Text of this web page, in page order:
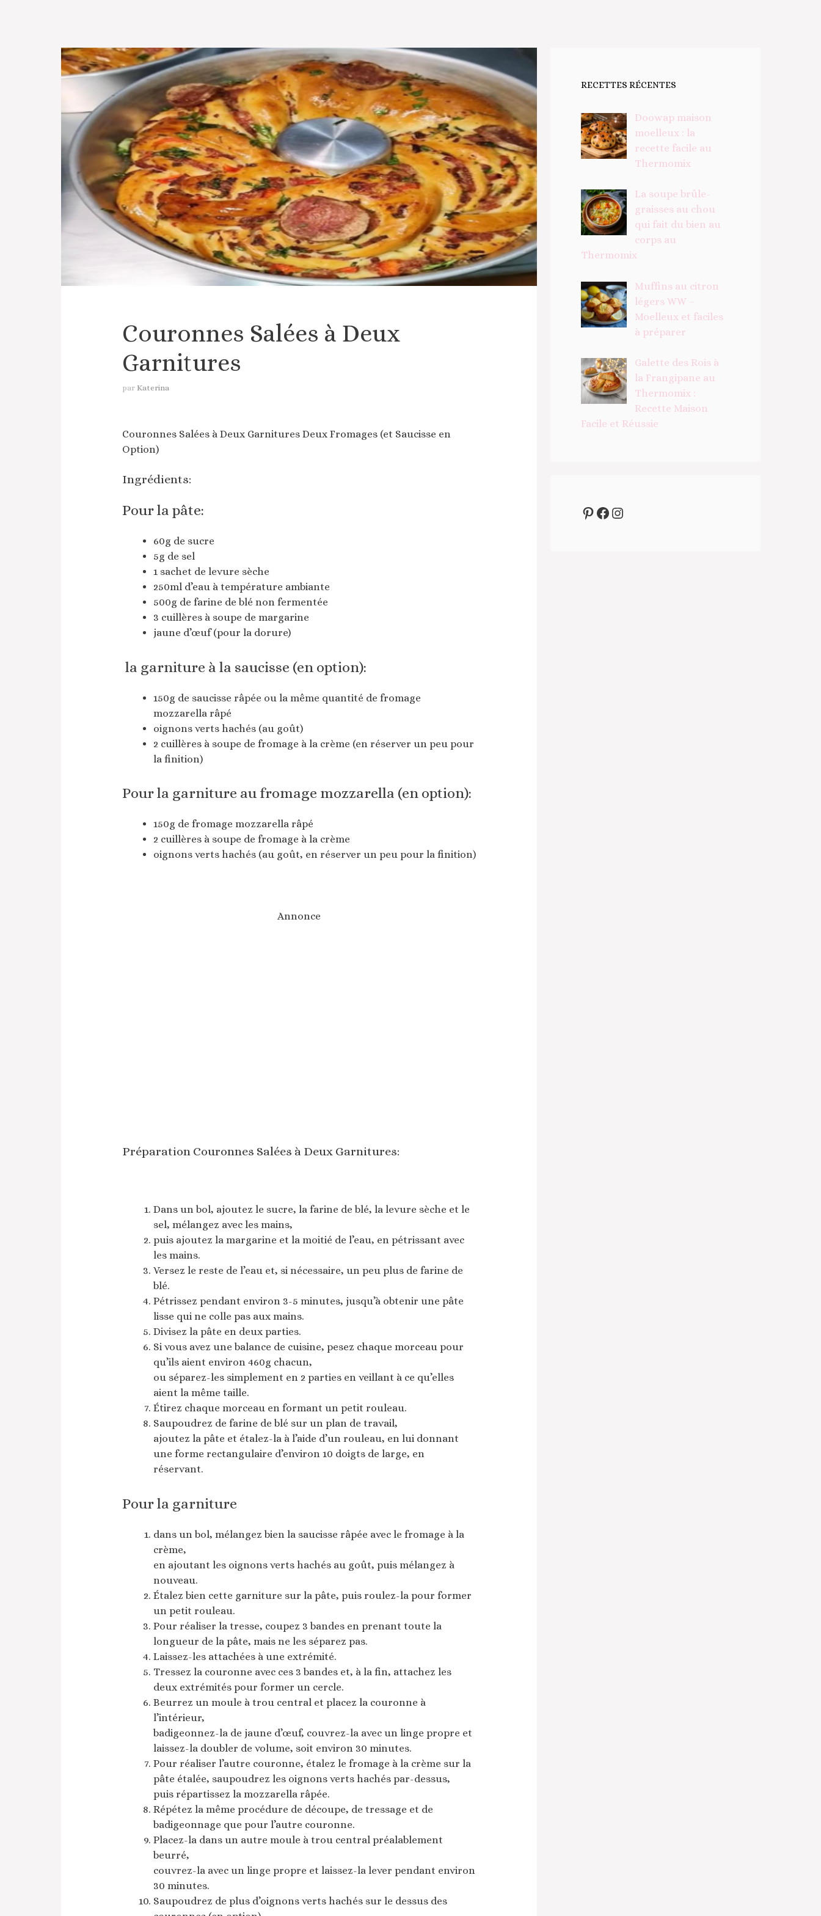
Couronnes Salées à Deux
Garnitures
par Katerina
Couronnes Salées à Deux Garnitures Deux Fromages (et Saucisse en
Option)
Ingrédients:
Pour la pâte:
60g de sucre
5g de sel
1 sachet de levure sèche
250ml d’eau à température ambiante
500g de farine de blé non fermentée
3 cuillères à soupe de margarine
jaune d’œuf (pour la dorure)
la garniture à la saucisse (en option):
150g de saucisse râpée ou la même quantité de fromage
mozzarella râpé
oignons verts hachés (au goût)
2 cuillères à soupe de fromage à la crème (en réserver un peu pour
la finition)
Pour la garniture au fromage mozzarella (en option):
150g de fromage mozzarella râpé
2 cuillères à soupe de fromage à la crème
oignons verts hachés (au goût, en réserver un peu pour la finition)
Annonce
Préparation Couronnes Salées à Deux Garnitures:
Dans un bol, ajoutez le sucre, la farine de blé, la levure sèche et le
sel, mélangez avec les mains,
puis ajoutez la margarine et la moitié de l’eau, en pétrissant avec
les mains.
Versez le reste de l’eau et, si nécessaire, un peu plus de farine de
blé.
Pétrissez pendant environ 3-5 minutes, jusqu’à obtenir une pâte
lisse qui ne colle pas aux mains.
Divisez la pâte en deux parties.
Si vous avez une balance de cuisine, pesez chaque morceau pour
qu’ils aient environ 460g chacun,
ou séparez-les simplement en 2 parties en veillant à ce qu’elles
aient la même taille.
Étirez chaque morceau en formant un petit rouleau.
Saupoudrez de farine de blé sur un plan de travail,
ajoutez la pâte et étalez-la à l’aide d’un rouleau, en lui donnant
une forme rectangulaire d’environ 10 doigts de large, en
réservant.
Pour la garniture
dans un bol, mélangez bien la saucisse râpée avec le fromage à la
crème,
en ajoutant les oignons verts hachés au goût, puis mélangez à
nouveau.
Étalez bien cette garniture sur la pâte, puis roulez-la pour former
un petit rouleau.
Pour réaliser la tresse, coupez 3 bandes en prenant toute la
longueur de la pâte, mais ne les séparez pas.
Laissez-les attachées à une extrémité.
Tressez la couronne avec ces 3 bandes et, à la fin, attachez les
deux extrémités pour former un cercle.
Beurrez un moule à trou central et placez la couronne à
l’intérieur,
badigeonnez-la de jaune d’œuf, couvrez-la avec un linge propre et
laissez-la doubler de volume, soit environ 30 minutes.
Pour réaliser l’autre couronne, étalez le fromage à la crème sur la
pâte étalée, saupoudrez les oignons verts hachés par-dessus,
puis répartissez la mozzarella râpée.
Répétez la même procédure de découpe, de tressage et de
badigeonnage que pour l’autre couronne.
Placez-la dans un autre moule à trou central préalablement
beurré,
couvrez-la avec un linge propre et laissez-la lever pendant environ
30 minutes.
Saupoudrez de plus d’oignons verts hachés sur le dessus des
RECETTES RÉCENTES
Doowap maison
moelleux : la
recette facile au
Thermomix
La soupe brûle-
graisses au chou
qui fait du bien au
corps au
Thermomix
Muffins au citron
légers WW –
Moelleux et faciles
à préparer
Galette des Rois à
la Frangipane au
Thermomix :
Recette Maison
Facile et Réussie
Pinterest
Facebook
Instagram